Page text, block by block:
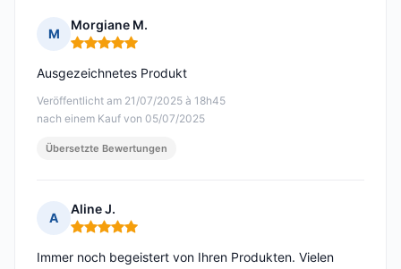
M
Morgiane M.
Hinweis: 5 von 5
Veröffentlicht am 21/07/2025 à 18h45
nach einem Kauf von 05/07/2025
Ausgezeichnetes Produkt
Übersetzte Bewertungen
A
Aline J.
Hinweis: 5 von 5
Immer noch begeistert von Ihren Produkten. Vielen